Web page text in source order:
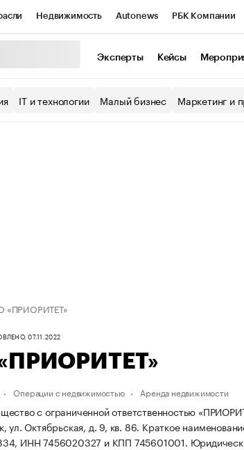
Недвижимость Autonews РБК Компании
Экономика
Эксперты Кейсы
IT и технологии Малый бизнес Маркетинг и
«ПРИОРИТЕТ»
07.11.2022
Операции с недвижимостью Аренда недвижимости
с ограниченной ответственностью
ул. Октябрьская, д. 9, кв. 86. Краткое
ИНН 7456020327 и КПП 745601001.